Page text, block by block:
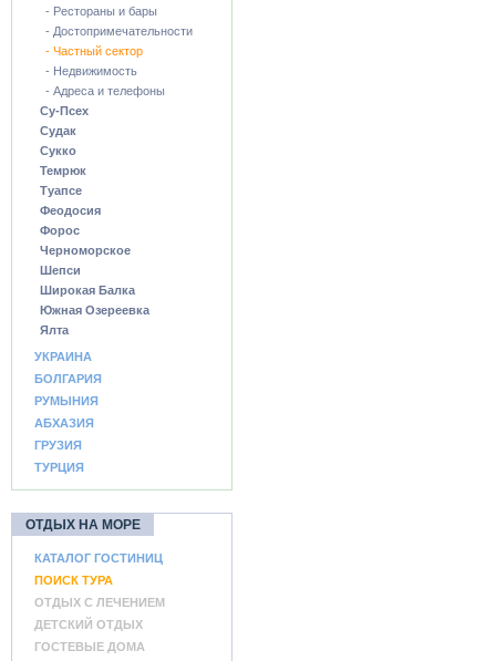
- Рестораны и бары
- Достопримечательности
- Частный сектор
- Недвижимость
- Адреса и телефоны
Су-Псех
Судак
Сукко
Темрюк
Туапсе
Феодосия
Форос
Черноморское
Шепси
Широкая Балка
Южная Озереевка
Ялта
УКРАИНА
БОЛГАРИЯ
РУМЫНИЯ
АБХАЗИЯ
ГРУЗИЯ
ТУРЦИЯ
ОТДЫХ НА МОРЕ
КАТАЛОГ ГОСТИНИЦ
ПОИСК ТУРА
ОТДЫХ С ЛЕЧЕНИЕМ
ДЕТСКИЙ ОТДЫХ
ГОСТЕВЫЕ ДОМА